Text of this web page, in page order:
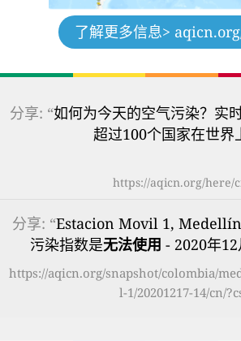
了解更多信息>
分享: “如何为今天的空气污染？实
超过100个国家在世界
https://aqicn.org/here/
分享: “Estacion Movil 1,
污染指数是无法使用 - 2020年
https://aqicn.org/snapshot/colombia/
l-1/20201217-14/cn/